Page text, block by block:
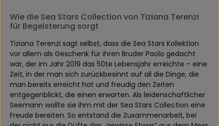
Wie die Sea Stars Collection von Tiziana Terenzi
für Begeisterung sorgt
Tiziana Terenzi sagt selbst, dass die Sea Stars Kollektion
vor allem als Geschenk für ihren Bruder Paolo gedacht
war, der im Jahr 2019 das 50te Lebensjahr erreichte – eine
Zeit, in der man sich zurückbesinnt auf all die Dinge, die
man bereits erreicht hat und freudig den Zeiten
entgegenblickt, die einen erwarten. Als leidenschaftlicher
Seemann wollte sie ihm mit der Sea Stars Collection eine
Freude bereiten. So entstand die Zusammenarbeit, bei